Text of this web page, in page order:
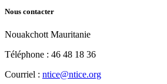
Nous contacter
Nouakchott Mauritanie
Téléphone : 46 48 18 36
Courriel : ntice@ntice.org